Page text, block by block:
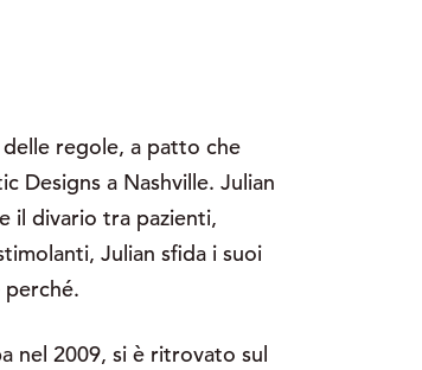
regole, a patto che
Designs a Nashville. Julian
il divario tra pazienti,
Julian sfida i suoi
nel 2009, si è ritrovato sul